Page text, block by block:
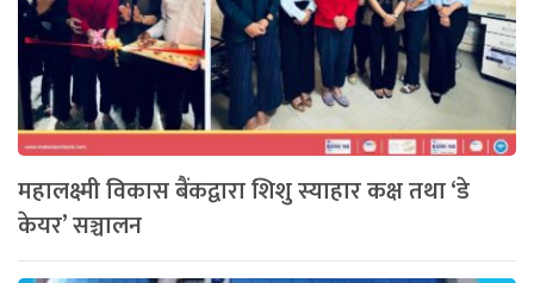
महालक्ष्मी विकास बैंकद्वारा शिशु स्याहार कक्ष तथा ‘डे
केयर’ सञ्चालन